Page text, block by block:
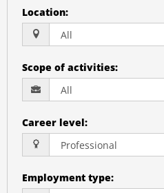
Location:
Scope of activities:
Career level:
Employment type: